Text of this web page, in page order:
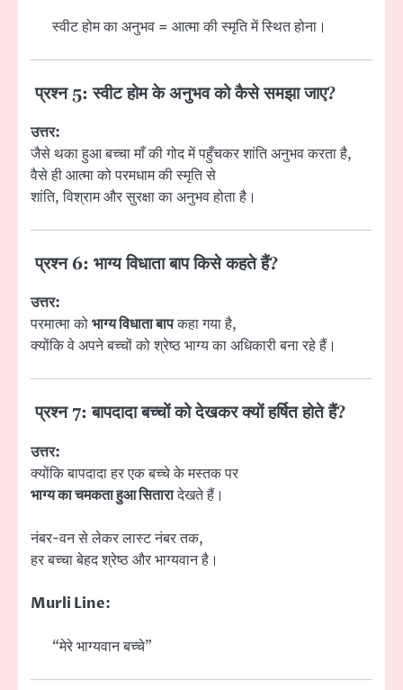
स्वीट होम का अनुभव = आत्मा की स्मृति में स्थित होना।
प्रश्न 5: स्वीट होम के अनुभव को कैसे समझा जाए?
उत्तर:
जैसे थका हुआ बच्चा माँ की गोद में पहुँचकर शांति अनुभव करता है,
वैसे ही आत्मा को परमधाम की स्मृति से
शांति, विश्राम और सुरक्षा का अनुभव होता है।
प्रश्न 6: भाग्य विधाता बाप किसे कहते हैं?
उत्तर:
परमात्मा कोभाग्य विधाता बापकहा गया है,
क्योंकि वे अपने बच्चों को श्रेष्ठ भाग्य का अधिकारी बना रहे हैं।
प्रश्न 7: बापदादा बच्चों को देखकर क्यों हर्षित होते हैं?
उत्तर:
क्योंकि बापदादा हर एक बच्चे के मस्तक पर
भाग्य का चमकता हुआ सितारादेखते हैं।
नंबर-वन से लेकर लास्ट नंबर तक,
हर बच्चा बेहद श्रेष्ठ और भाग्यवान है।
Murli Line:
“मेरे भाग्यवान बच्चे”